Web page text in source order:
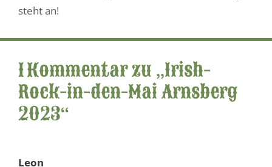
steht an!
1 Kommentar zu „Irish-
Rock-in-den-Mai Arnsberg
2023“
Leon